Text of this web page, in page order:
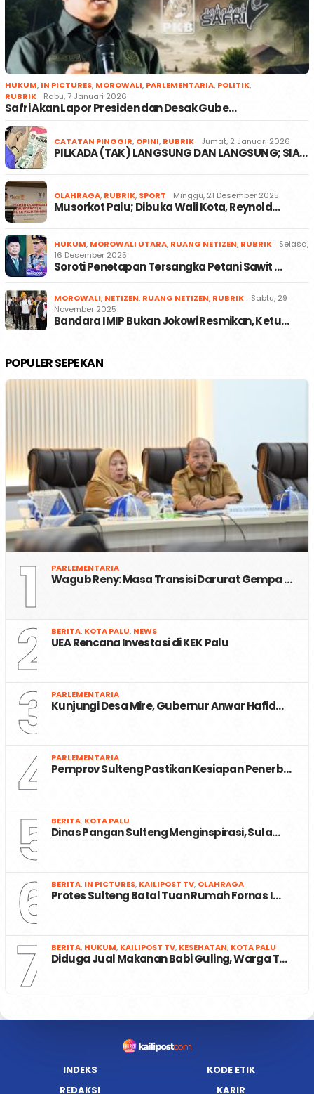
HUKUM, IN PICTURES, MOROWALI, PARLEMENTARIA, POLITIK,
RUBRIK
Rabu, 7 Januari 2026
Safri Akan Lapor Presiden dan Desak Gube…
CATATAN PINGGIR, OPINI, RUBRIK Jumat, 2 Januari 2026
PILKADA (TAK) LANGSUNG DAN LANGSUNG; SIA…
OLAHRAGA, RUBRIK, SPORT Minggu, 21 Desember 2025
Musorkot Palu; Dibuka Wali Kota, Reynold…
HUKUM, MOROWALI UTARA, RUANG NETIZEN, RUBRIK
Selasa,
16 Desember 2025
Soroti Penetapan Tersangka Petani Sawit …
MOROWALI, NETIZEN, RUANG NETIZEN, RUBRIK
Sabtu, 29
November 2025
Bandara IMIP Bukan Jokowi Resmikan, Ketu…
POPULER SEPEKAN
1 PARLEMENTARIA
Wagub Reny: Masa Transisi Darurat Gempa …
2 BERITA, KOTA PALU, NEWS
UEA Rencana Investasi di KEK Palu
3 PARLEMENTARIA
Kunjungi Desa Mire, Gubernur Anwar Hafid…
4 PARLEMENTARIA
Pemprov Sulteng Pastikan Kesiapan Penerb…
5 BERITA, KOTA PALU
Dinas Pangan Sulteng Menginspirasi, Sula…
6 BERITA, IN PICTURES, KAILIPOST TV, OLAHRAGA
Protes Sulteng Batal Tuan Rumah Fornas I…
7 BERITA, HUKUM, KAILIPOST TV, KESEHATAN, KOTA PALU
Diduga Jual Makanan Babi Guling, Warga T…
INDEKS
KODE ETIK
REDAKSI
KARIR